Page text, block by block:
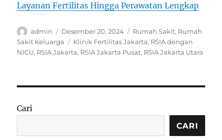
Layanan Fertilitas Hingga Perawatan Lengkap
Author
admin
Posted
on
Desember 20, 2024 Categories
Rumah Sakit, Rumah
Sakit Keluarga
Tags
Klinik Fertilitas Jakarta, RSIA dengan
NICU, RSIA Jakarta, RSIA Jakarta Pusat, RSIA Jakarta Utara
Cari
CARI